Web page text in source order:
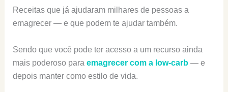
Receitas que já ajudaram milhares de pessoas a
emagrecer — e que podem te ajudar também.
Sendo que você pode ter acesso a um recurso ainda
mais poderoso para emagrecer com a low-carb— e
depois manter como estilo de vida.